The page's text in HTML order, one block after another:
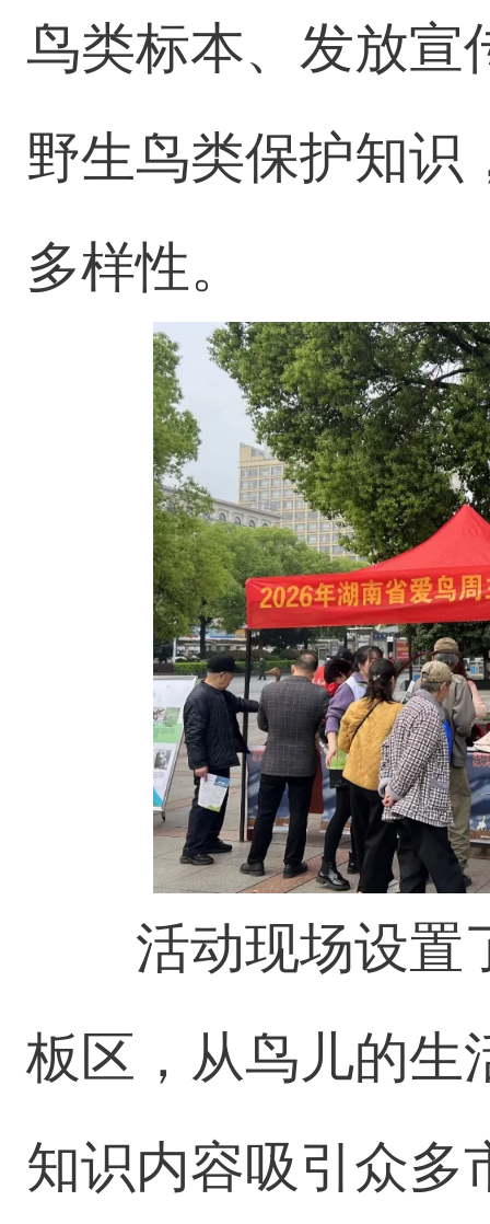
鸟类标本、发放宣
野生鸟类保护知识
多样性。
活动现场设置
板区，从鸟儿的生
知识内容吸引众多